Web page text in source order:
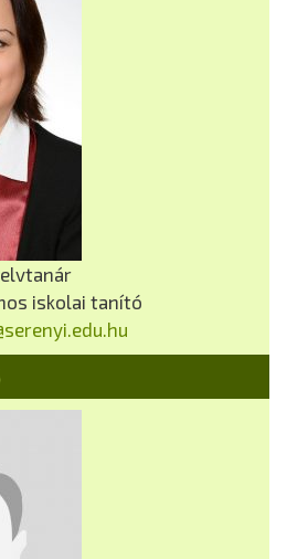
iskolai tanító